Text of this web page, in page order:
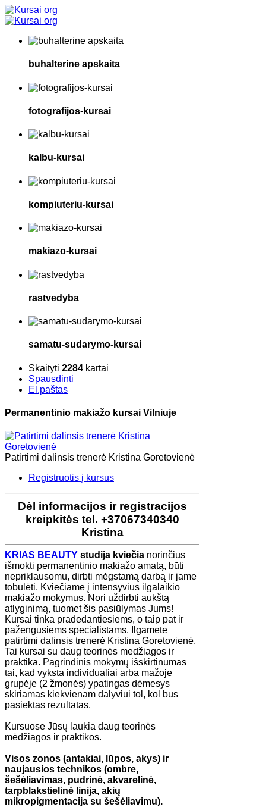
buhalterine apskaita
fotografijos-kursai
kalbu-kursai
kompiuteriu-kursai
makiazo-kursai
rastvedyba
samatu-sudarymo-kursai
Skaityti 2284 kartai
Spausdinti
El.paštas
Permanentinio makiažo kursai Vilniuje
Patirtimi dalinsis trenerė Kristina Goretovienė
Registruotis į kursus
Dėl ​informacijos ir registracijos
kreipkitės tel. +37067340340
Kristina
KRIAS BEAUTY studija kviečia norinčius
išmokti permanentinio makiažo amatą, būti
nepriklausomu, dirbti mėgstamą darbą ir jame
tobulėti. Kviečiame į intensyvius ilgalaikio
makiažo mokymus. Nori uždirbti aukštą
atlyginimą, tuomet šis pasiūlymas Jums!
Kursai tinka pradedantiesiems, o taip pat ir
pažengusiems specialistams. Ilgamete
patirtimi dalinsis trenerė Kristina Goretovienė.
Tai kursai su daug teorinės medžiagos ir
praktika. Pagrindinis mokymų išskirtinumas
tai, kad vyksta individualiai arba mažoje
grupėje (2 žmonės) ypatingas dėmesys
skiriamas kiekvienam dalyviui tol, kol bus
pasiektas rezūltatas.
Kursuose Jūsų laukia daug teorinės
mėdžiagos ir praktikos.
Visos zonos (antakiai, lūpos, akys) ir
naujausios technikos (ombre,
šešėliavimas, pudrinė, akvarelinė,
tarpblakstielinė linija, akių
mikropigmentacija su šešėliavimu).